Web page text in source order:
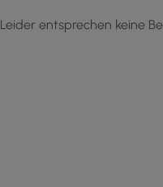
Leider entsprechen keine